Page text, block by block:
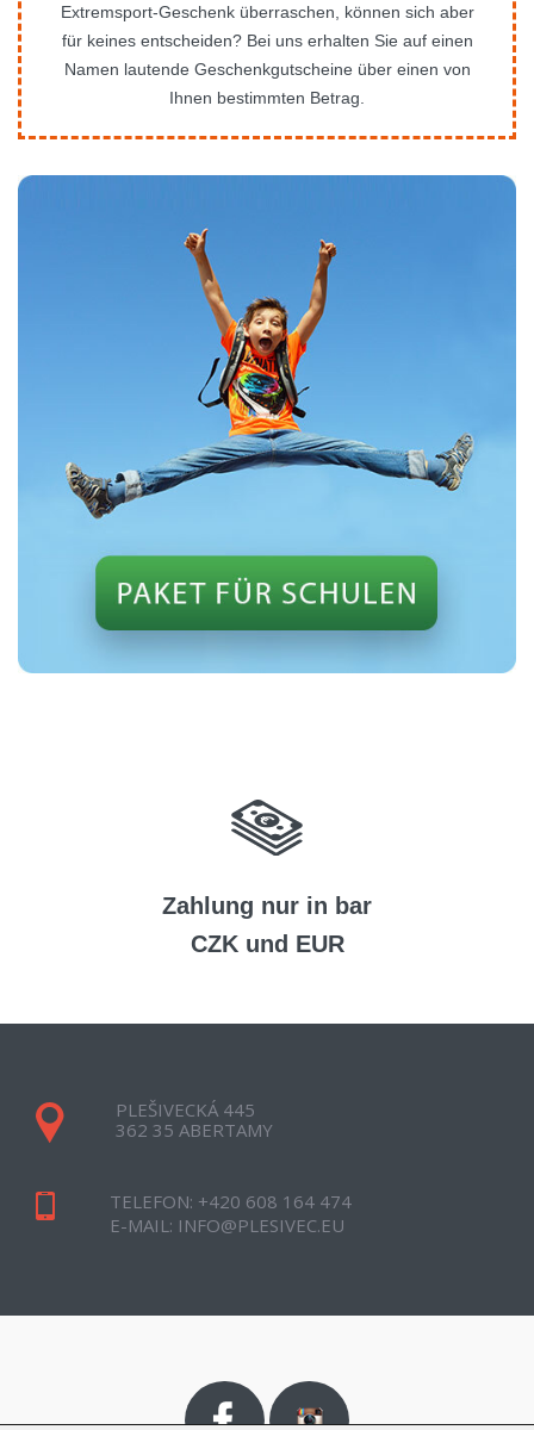
Extremsport-Geschenk überraschen, können sich aber
für keines entscheiden? Bei uns erhalten Sie auf einen
Namen lautende Geschenkgutscheine über einen von
Ihnen bestimmten Betrag.
Zahlung nur in bar
CZK und EUR
PLEŠIVECKÁ 445
362 35 ABERTAMY
TELEFON: +420 608 164 474
E-MAIL: INFO@PLESIVEC.EU